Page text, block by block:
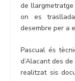
de
on es
desembre per a
Pascual és
d’Alacant des
realitzat sis